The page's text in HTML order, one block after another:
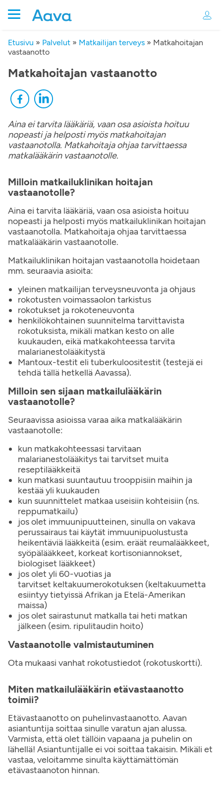
Etusivu » Palvelut » Matkailijan terveys » Matkahoitajan
vastaanotto
Matkahoitajan vastaanotto
Aina ei tarvita lääkäriä, vaan osa asioista hoituu
nopeasti ja helposti myös matkahoitajan
vastaanotolla. Matkahoitaja ohjaa tarvittaessa
matkalääkärin vastaanotolle.
Milloin matkailuklinikan hoitajan
vastaanotolle?
Aina ei tarvita lääkäriä, vaan osa asioista hoituu
nopeasti ja helposti myös matkailuklinikan hoitajan
vastaanotolla. Matkahoitaja ohjaa tarvittaessa
matkalääkärin vastaanotolle.
Matkailuklinikan hoitajan vastaanotolla hoidetaan
mm. seuraavia asioita:
yleinen matkailijan terveysneuvonta ja ohjaus
rokotusten voimassaolon tarkistus
rokotukset ja rokoteneuvonta
henkilökohtainen suunnitelma tarvittavista
rokotuksista, mikäli matkan kesto on alle
kuukauden, eikä matkakohteessa tarvita
malarianestolääkitystä
Mantoux-testit eli tuberkuloositestit (testejä ei
tehdä tällä hetkellä Aavassa).
Milloin sen sijaan matkailulääkärin
vastaanotolle?
Seuraavissa asioissa varaa aika matkalääkärin
vastaanotolle:
kun matkakohteessasi tarvitaan
malarianestolääkitys tai tarvitset muita
reseptilääkkeitä
kun matkasi suuntautuu trooppisiin maihin ja
kestää yli kuukauden
kun suunnittelet matkaa useisiin kohteisiin (ns.
reppumatkailu)
jos olet immuunipuutteinen, sinulla on vakava
perussairaus tai käytät immuunipuolustusta
heikentäviä lääkkeitä (esim. eräät reumalääkkeet,
syöpälääkkeet, korkeat kortisoniannokset,
biologiset lääkkeet)
jos olet yli 60-vuotias ja
tarvitset keltakuumerokotuksen (keltakuumetta
esiintyy tietyissä Afrikan ja Etelä-Amerikan
maissa)
jos olet sairastunut matkalla tai heti matkan
jälkeen (esim. ripulitaudin hoito)
Vastaanotolle valmistautuminen
Ota mukaasi vanhat rokotustiedot (rokotuskortti).
Miten matkailulääkärin etävastaanotto
toimii?
Etävastaanotto on puhelinvastaanotto. Aavan
asiantuntija soittaa sinulle varatun ajan alussa.
Varmista, että olet tällöin vapaana ja puhelin on
lähellä! Asiantuntijalle ei voi soittaa takaisin. Mikäli et
vastaa, veloitamme sinulta käyttämättömän
etävastaanoton hinnan.